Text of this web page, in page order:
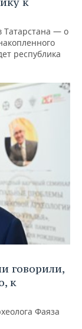
Татарстана — о
республика
говорили,
к
Фаяза